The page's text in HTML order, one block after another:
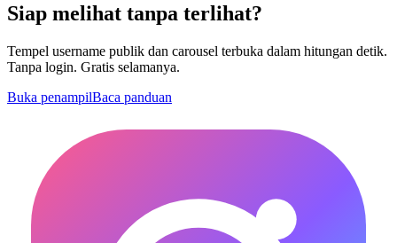
Siap melihat tanpa terlihat?
Tempel username publik dan carousel terbuka dalam hitungan detik.
Tanpa login. Gratis selamanya.
Buka penampilBaca panduan